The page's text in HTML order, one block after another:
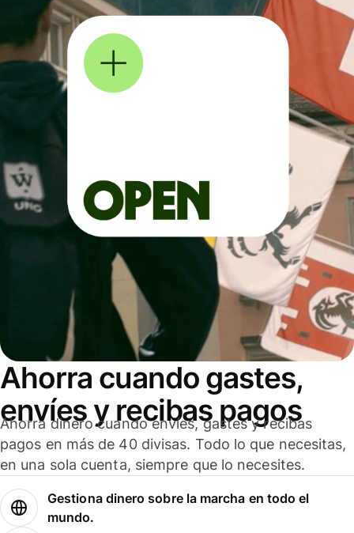
Ahorra cuando gastes,
envíes y recibas pagos
Ahorra dinero cuando envíes, gastes y recibas
pagos en más de 40 divisas. Todo lo que necesitas,
en una sola cuenta, siempre que lo necesites.
Gestiona dinero sobre la marcha en todo el
mundo.